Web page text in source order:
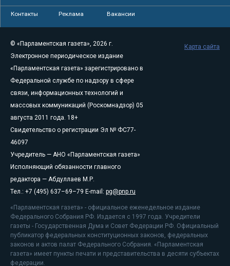
Контакты Реклама Вакансии
© «Парламентская газета», 2026 г.
Электронное периодическое издание
«Парламентская газета» зарегистрировано в
Федеральной службе по надзору в сфере
связи, информационных технологий и
массовых коммуникаций (Роскомнадзор) 05
августа 2011 года. 18+
Свидетельство о регистрации Эл № ФС77-
46097
Учредитель — АНО «Парламентская газета»
Исполняющий обязанности главного
редактора — Абдуллаев М.Р.
Тел.: +7 (495) 637–69–79 E-mail: pg@pnp.ru
«Парламентская газета» - официальное еженедельное издание
Федерального Собрания РФ. Издается с 1997 года. Учредители
газеты - Государственная Дума и Совет Федерации РФ. Официальный
публикатор федеральных конституционных законов, федеральных
законов и актов палат Федерального Собрания. «Парламентская
газета» имеет пункты печати и представительства в десяти субъектах
федерации.
Карта сайта